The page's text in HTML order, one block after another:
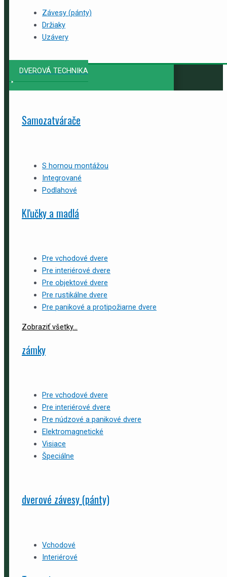
Závesy (pánty)
Držiaky
Uzávery
DVEROVÁ TECHNIKA
Samozatvárače
S hornou montážou
Integrované
Podlahové
Kľučky a madlá
Pre vchodové dvere
Pre interiérové dvere
Pre objektové dvere
Pre rustikálne dvere
Pre panikové a protipožiarne dvere
Zobraziť všetky...
zámky
Pre vchodové dvere
Pre interiérové dvere
Pre núdzové a panikové dvere
Elektromagnetické
Visiace
Špeciálne
dverové závesy (pánty)
Vchodové
Interiérové